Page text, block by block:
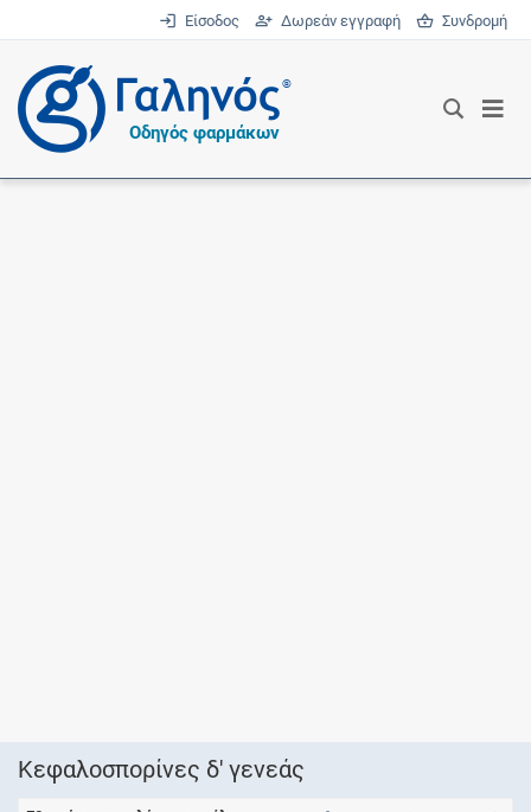
Είσοδος Δωρεάν εγγραφή Συνδρομή
®
Οδηγός φαρμάκων
Κεφαλοσπορίνες δ' γενεάς